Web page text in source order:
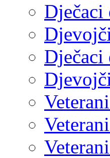
Dječaci
Dječaci